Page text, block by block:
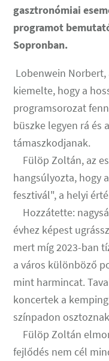
gasztronómiai
programot
Sopronban.
Lobenwein
kiemelte, hogy a
programsorozat
büszke legyen rá és
támaszkodjanak.
Fülöp Zoltán, az
hangsúlyozta, hogy
fesztivál", a helyi
Hozzátette:
évhez képest
mert míg 2023-ban
a város különböző
mint harmincat.
koncertek a
színpadon
Fülöp Zoltán
fejlődés nem cél